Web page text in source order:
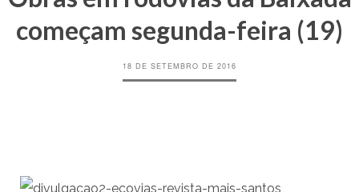
começam segunda-feira (19)
18 DE SETEMBRO DE 2016